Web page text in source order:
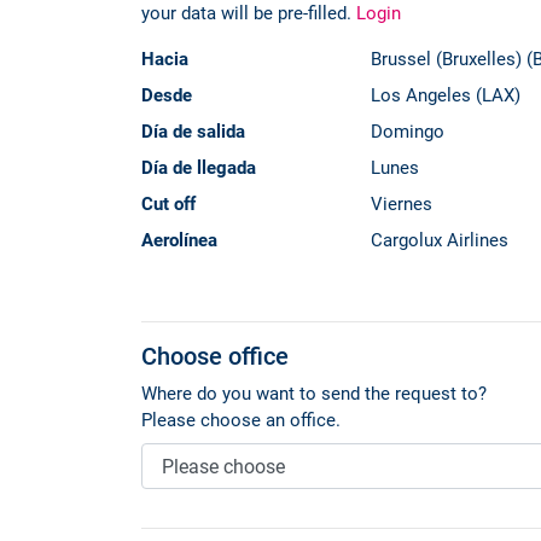
your data will be pre-filled. Login
Hacia
Brussel (Bruxelles)
Desde
Los Angeles (LAX)
Día de salida
Domingo
Día de llegada
Lunes
Cut off
Viernes
Aerolínea
Cargolux Airlines
Choose office
Where do you want to send the request to?
Please choose an office.